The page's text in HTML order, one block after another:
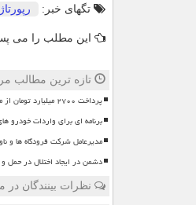
تگهای خبر: رپورتاژ
این مطلب را می
تازه ترین مطالب
پرداخت ۲۷۰۰ میلیارد تومان از مطالبات مهندسان مشاور راه و راه آهن
برنامه ای برای واردات
مدیرعامل شرکت فرودگاه ها و
دشمن در ایجاد اختلال در حمل و
نظرات بینندگان